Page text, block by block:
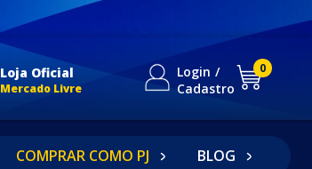
Loja Oficial
Mercado Livre
Login
Cadastro
0
COMPRAR COMO PJ BLOG